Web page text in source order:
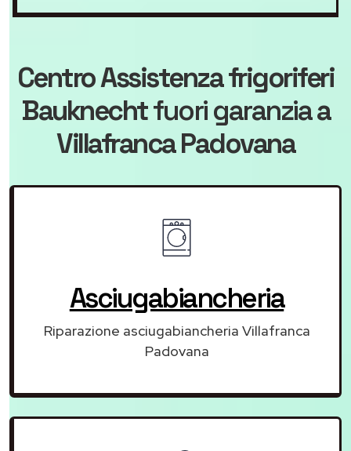
Centro Assistenza frigoriferi
Bauknechtfuori garanziaa
Villafranca Padovana
Asciugabiancheria
Riparazione asciugabiancheria Villafranca
Padovana